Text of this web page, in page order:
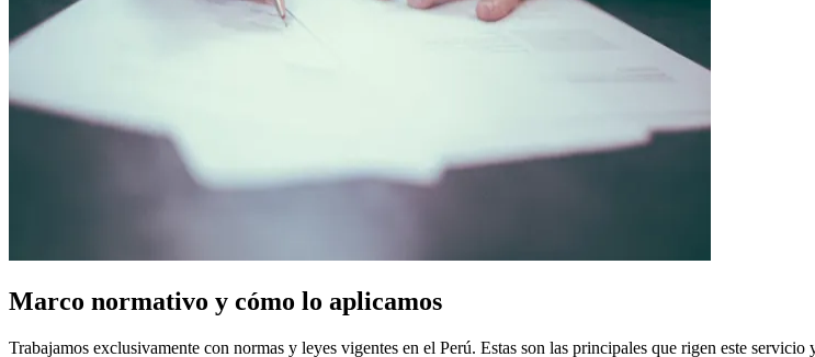
Marco normativo y cómo lo aplicamos
Trabajamos exclusivamente con normas y leyes vigentes en el Perú. Estas son las principales que rigen este servicio